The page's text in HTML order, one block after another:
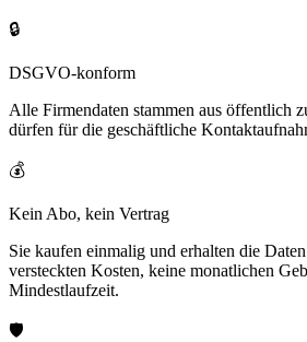
🔒
DSGVO-konform
Alle Firmendaten stammen aus öffentlich
dürfen für die geschäftliche
💰
Kein Abo, kein Vertrag
Sie kaufen einmalig und erhalten die
versteckten Kosten, keine monatlichen
Mindestlaufzeit.
🛡️